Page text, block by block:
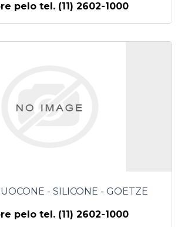
pelo tel. (11) 2602-1000
- SILICONE - GOETZE
pelo tel. (11) 2602-1000